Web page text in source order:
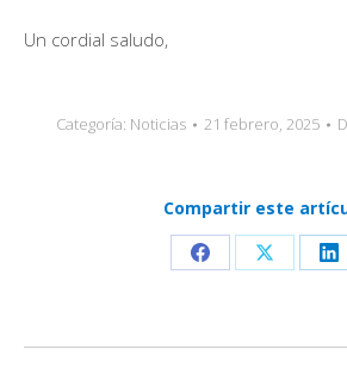
Un cordial saludo,
Categoría: Noticias 21 febrero, 2025
Compartir este
Share
Facebook
Share
X